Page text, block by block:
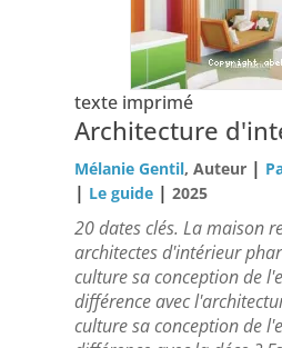
texte imprimé
Architecture
Mélanie Gentil, Auteur |
| Le guide |2025
20 dates clés. La maison
architectes d'intérieur
culture sa conception de
différence avec
culture sa conception de